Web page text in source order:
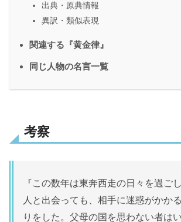
出典・原典情報
異訳・類似表現
関連する『黄金律』
同じ人物の名言一覧
考察
『この数年は東奔西走の日々を過ご
人と出会っても、相手に迷惑がかか
りをした。父母の国を思わない者は